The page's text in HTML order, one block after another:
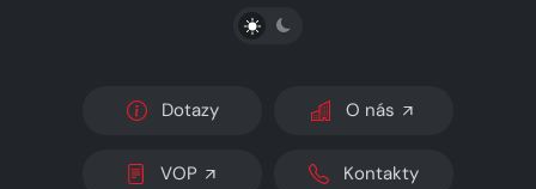
PŘEPNOUT SVĚTLÝ/TMAVÝ REŽIM
Dotazy O nás
VOP Kontakty